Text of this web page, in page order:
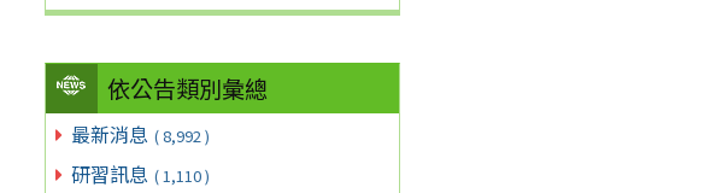
依公告類別彙總
最新消息 ( 8,992 )
研習訊息 ( 1,110 )